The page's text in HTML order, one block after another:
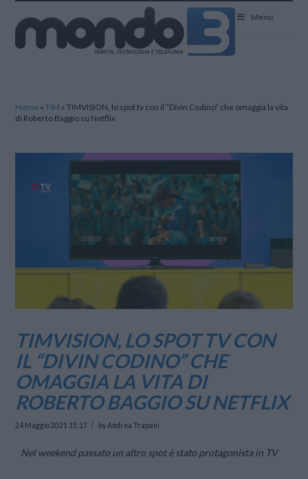
Menu
Home »TIM »TIMVISION, lo spot tv con il “Divin Codino” che omaggia la vita
di Roberto Baggio su Netflix
TIMVISION, LO SPOT TV CON
IL “DIVIN CODINO” CHE
OMAGGIA LA VITA DI
ROBERTO BAGGIO SU NETFLIX
24 Maggio 2021 15:17 by Andrea Trapani
Nel weekend passato un altro spot è stato protagonista in TV